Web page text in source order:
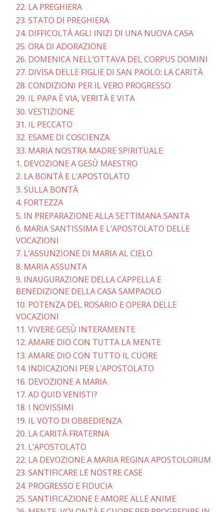
22. LA PREGHIERA
23. STATO DI PREGHIERA
24. DIFFICOLTÀ AGLI INIZI DI UNA NUOVA CASA
25. ORA DI ADORAZIONE
26. DOMENICA NELL’OTTAVA DEL CORPUS DOMINI
27. DIVISA DELLE FIGLIE DI SAN PAOLO: LA CARITÀ
28. CONDIZIONI PER IL VERO PROGRESSO
29. IL PAPA È VIA, VERITÀ E VITA
30. VESTIZIONE
31. IL PECCATO
32. ESAME DI COSCIENZA
33. MARIA NOSTRA MADRE SPIRITUALE
1. DEVOZIONE A GESÙ MAESTRO
2. LA BONTÀ E L’APOSTOLATO
3. SULLA BONTÀ
4. FORTEZZA
5. IN PREPARAZIONE ALLA SETTIMANA SANTA
6. MARIA SANTISSIMA E L’APOSTOLATO DELLE
VOCAZIONI
7. L’ASSUNZIONE DI MARIA AL CIELO
8. MARIA ASSUNTA
9. INAUGURAZIONE DELLA CAPPELLA E
BENEDIZIONE DELLA CASA SAMPAOLO
10. POTENZA DEL ROSARIO E OPERA DELLE
VOCAZIONI
11. VIVERE GESÙ INTERAMENTE
12. AMARE DIO CON TUTTA LA MENTE
13. AMARE DIO CON TUTTO IL CUORE
14. INDICAZIONI PER L’APOSTOLATO
16. DEVOZIONE A MARIA
17. AD QUID VENISTI?
18. I NOVISSIMI
19. IL VOTO DI OBBEDIENZA
20. LA CARITÀ FRATERNA
21. L’APOSTOLATO
22. LA DEVOZIONE A MARIA REGINA APOSTOLORUM
23. SANTIFICARE LE NOSTRE CASE
24. PROGRESSO E FIDUCIA
25. SANTIFICAZIONE E AMORE ALLE ANIME